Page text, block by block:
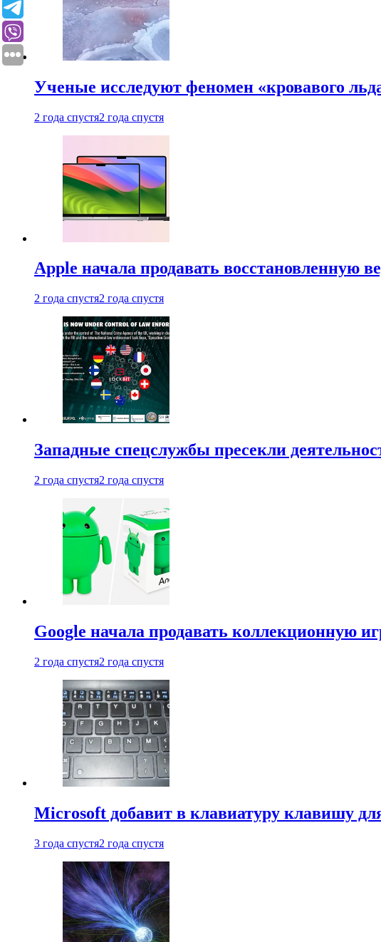
Ученые исследуют феномен «кровавого
2 года спустя2 года спустя
Apple начала продавать восстановленную
2 года спустя2 года спустя
Западные спецслужбы пресекли
2 года спустя2 года спустя
Google начала продавать коллекционную
2 года спустя2 года спустя
Microsoft добавит в клавиатуру клавишу
3 года спустя2 года спустя